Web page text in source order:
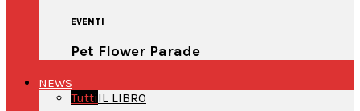
EVENTI
Pet Flower Parade
NEWS
TuttiIL LIBRO